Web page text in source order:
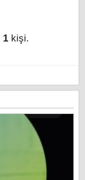
1 kişi.